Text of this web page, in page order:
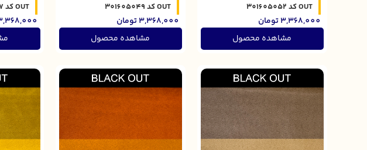
OUT کد 301605052
3,368,000 تومان
مشاهده محصول
OUT کد 301605049
3,368,000تومان
مشاهده محصول
OUT کد 301605047